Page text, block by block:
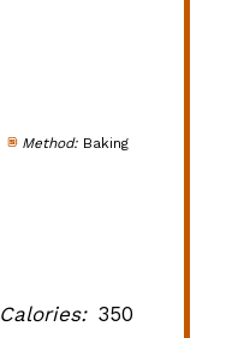
Method: Baking
Calories: 350